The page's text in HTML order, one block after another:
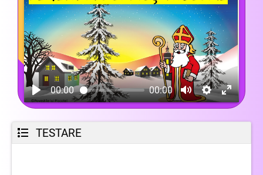
00:00 00:00
TESTARE